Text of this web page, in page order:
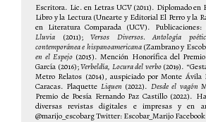
Escritora. Lic. en Letras UCV (2011). Diplomado en
Libro y la Lectura (Unearte y Editorial El Perro y la
en Literatura Comparada (UCV). Publicaciones:
Lluvia (2011);Versos Diversos. Antología
contemporánea e hispanoamericana(Zambrano y
en el Espejo (2015). Mención Honorífica del
García (2016);Verbeldía, Locura del verbo(2019).
Metro Relatos (2014), auspiciado por Monte
Caracas. Plaquette Liquen (2022). Desde el vagón
Premio de Poesía Fernando Paz Castillo (2022).
diversas revistas digitales e impresas y en
@marijo_escobarg Twitter: Escobar_Marijo